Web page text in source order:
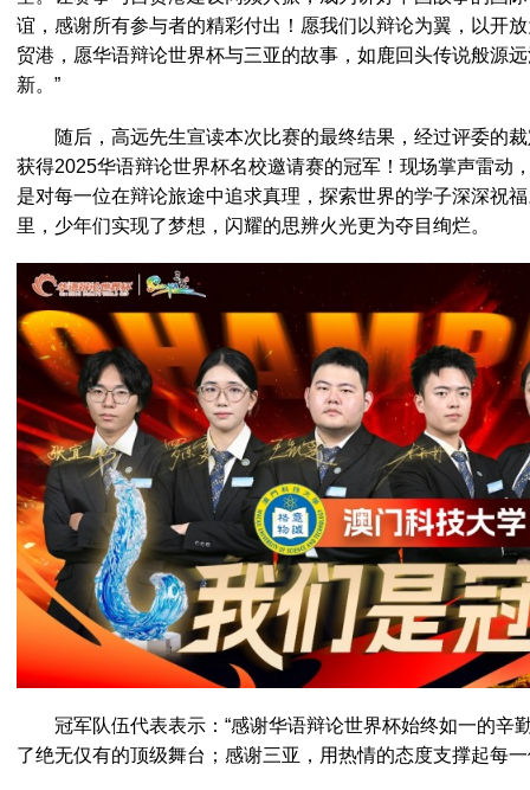
谊，感谢所有参与者的精彩付出！愿我们以辩论为翼，以开
贸港，愿华语辩论世界杯与三亚的故事，如鹿回头传说般源
新。”
随后，高远先生宣读本次比赛的最终结果，经过评委的
获得2025华语辩论世界杯名校邀请赛的冠军！现场掌声雷动
是对每一位在辩论旅途中追求真理，探索世界的学子深深祝
里，少年们实现了梦想，闪耀的思辨火光更为夺目绚烂。
冠军队伍代表表示：“感谢华语辩论世界杯始终如一的辛
了绝无仅有的顶级舞台；感谢三亚，用热情的态度支撑起每